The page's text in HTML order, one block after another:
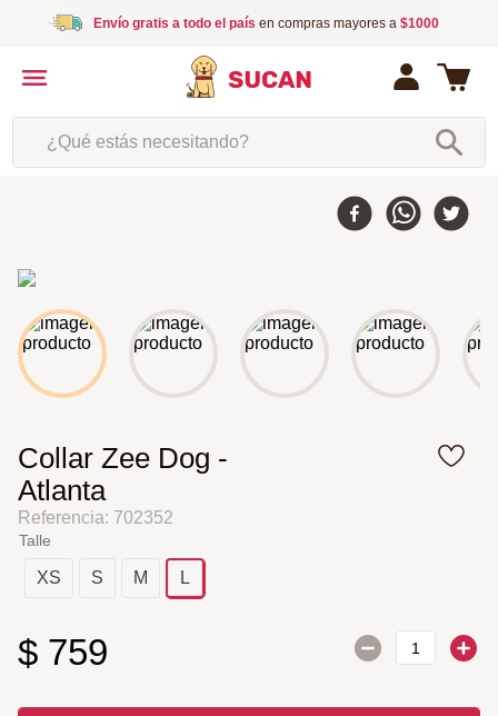
Envío gratis a todo el país en compras mayores a $1000
¿Qué estás necesitando?
Collar Zee Dog -
Atlanta
Referencia: 702352
Talle
XS S M L
$ 759